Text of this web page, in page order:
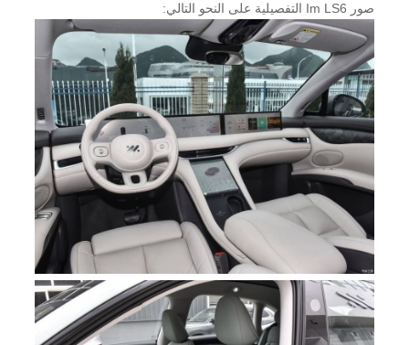
صور Im LS6 التفصيلية على النحو التالي: